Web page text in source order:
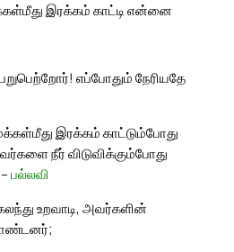
இரக்கம் காட்டி என்னை
எப்போதும் நேரியதே
இரக்கம் காட்டும்போது
நீர் விடுவிக்கும்போது
பல்லவி
உறவாடி, அவர்களின்